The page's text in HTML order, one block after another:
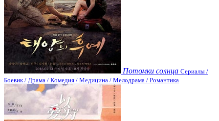
Потомки солнца Сериалы /
Боевик / Драма / Комедия / Медицина / Мелодрама / Романтика